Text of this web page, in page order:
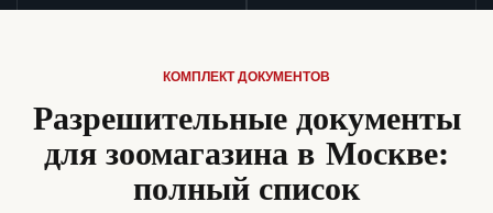
КОМПЛЕКТ ДОКУМЕНТОВ
Разрешительные документы
для зоомагазина в Москве:
полный список